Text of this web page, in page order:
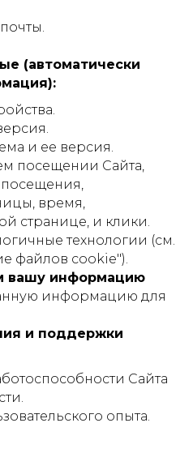
(автоматически
и ее версия.
посещении Сайта,
посещения,
время,
странице, и клики.
технологии (см.
файлов cookie").
вашу информацию
информацию для
и поддержки
Сайта
опыта.